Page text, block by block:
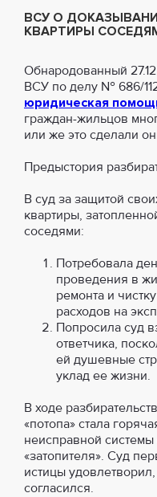
ВСУ О
КВАРТИРЫ
Обнародованный
ВСУ по делу № 686/
юридическая
граждан-жильцов
или же это сделали
Предыстория
В суд за защитой
квартиры,
соседями:
Потребовала
проведения в
ремонта и
расходов на
Попросила суд
ответчика,
ей душевные
уклад ее жизни.
В ходе
«потопа» стала
неисправной
«затопителя». Суд
истицы
согласился.